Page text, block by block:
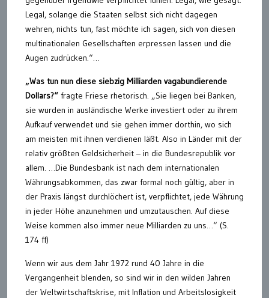
Legal, solange die Staaten selbst sich nicht dagegen
wehren, nichts tun, fast möchte ich sagen, sich von diesen
multinationalen Gesellschaften erpressen lassen und die
Augen zudrücken.“…
„Was tun nun diese siebzig Milliarden vagabundierende
Dollars?“ fragte Friese rhetorisch. „Sie liegen bei Banken,
sie wurden in ausländische Werke investiert oder zu ihrem
Aufkauf verwendet und sie gehen immer dorthin, wo sich
am meisten mit ihnen verdienen läßt. Also in Länder mit der
relativ größten Geldsicherheit – in die Bundesrepublik vor
allem. …Die Bundesbank ist nach dem internationalen
Währungsabkommen, das zwar formal noch gültig, aber in
der Praxis längst durchlöchert ist, verpflichtet, jede Währung
in jeder Höhe anzunehmen und umzutauschen. Auf diese
Weise kommen also immer neue Milliarden zu uns…“ (S.
174 ff)
Wenn wir aus dem Jahr 1972 rund 40 Jahre in die
Vergangenheit blenden, so sind wir in den wilden Jahren
der Weltwirtschaftskrise, mit Inflation und Arbeitslosigkeit